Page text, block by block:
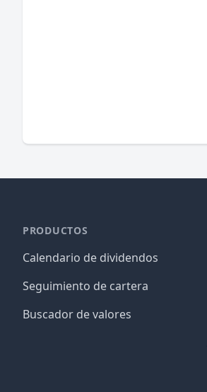
PRODUCTOS
Calendario de dividendos
Seguimiento de cartera
Buscador de valores